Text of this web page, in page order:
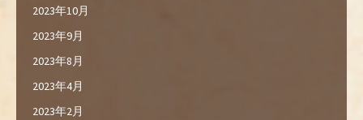
2023年10月
2023年9月
2023年8月
2023年4月
2023年2月